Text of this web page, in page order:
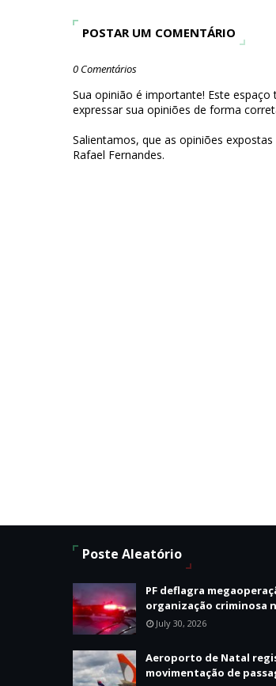
POSTAR UM COMENTÁRIO
0 Comentários
Sua opinião é importante! Este
expressar sua opiniões de forma
Salientamos, que as opiniões
Rafael Fernandes.
Poste Aleatório
PF deflagra
organização criminosa
July 30, 2026
Aeroporto de Natal
movimentação de